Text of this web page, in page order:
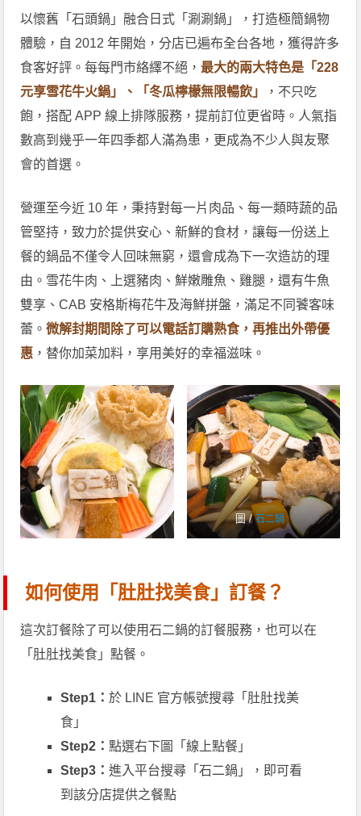
以懷舊「石頭鍋」融合日式「涮涮鍋」，打造極簡鍋物
體驗，自 2012 年開始，分店已遍布全台各地，獲得許多
食客好評。每每門市絡繹不絕， 最大的兩大特色是「228
元享雪花牛火鍋」、「冬瓜檸檬無限暢飲」
，不只吃
飽，搭配 APP 線上排隊服務，提前訂位更省時。人氣指
數高到幾乎一年四季都人滿為患，更成為不少人與友聚
會的首選。
營運至今近 10 年，秉持對每一片肉品、每一類時蔬的品
管堅持，致力於提供安心、新鮮的食材，讓每一份送上
餐的鍋品不僅令人回味無窮，還會成為下一次造訪的理
由。雪花牛肉、上選豬肉、鮮嫩雕魚、雞腿，還有牛魚
雙享、CAB 安格斯梅花牛及海鮮拼盤，滿足不同饕客味
蕾。微解封期間除了可以電話訂購熟食，再推出外帶優
惠 ，替你加菜加料，享用美好的幸福滋味。
圖 /石二鍋
如何使用「肚肚找美食」訂餐？
這次訂餐除了可以使用石二鍋的訂餐服務，也可以在
「肚肚找美食」點餐。
Step1：於 LINE 官方帳號搜尋「肚肚找美
食」
Step2：點選右下圖「線上點餐」
Step3：進入平台搜尋「石二鍋」，即可看
到該分店提供之餐點